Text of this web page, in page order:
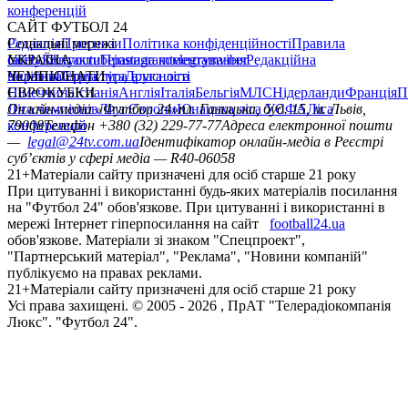
конференцій
САЙТ ФУТБОЛ 24
РедакціяПрогнозиПолітика конфіденційностіПравила
сайтуКонтактиПравила коментуванняРедакційна
політикаСтруктура власності
Соціальні мережі
facebookxyoutubeinstagramtelegramviber
УКРАЇНА
УкраїнаПерша лігаДруга ліга
ЧЕМПІОНАТИ
НімеччинаІспаніяАнгліяІталіяБельгіяМЛСНідерландиФранція
ЄВРОКУБКИ
Ліга чемпіонівЛіга ЄвропиЮнацька ліга УЄФАЛіга
конференцій
Онлайн-медіа «Футбол 24»пл. Галицька, буд. 15, м. Львів,
79008Телефон +380 (32) 229-77-77Адреса електронної пошти
— legal@24tv.com.uaІдентифікатор онлайн-медіа в Реєстрі
суб’єктів у сфері медіа — R40-06058
21+Матеріали сайту призначені для осіб старше 21 року
При цитуванні і використанні будь-яких матеріалів посилання
на "Футбол 24" обов'язкове. При цитуванні і використанні в
мережі Інтернет гіперпосилання на сайт
football24.ua
обов'язкове. Матеріали зі знаком "Спецпроект",
"Партнерський матеріал", "Реклама", "Новини компаній"
публікуємо на правах реклами.
21+Матеріали сайту призначені для осіб старше 21 року
Усi права захищенi. © 2005 - 2026 , ПрАТ "Телерадіокомпанія
Люкс". "Футбол 24".